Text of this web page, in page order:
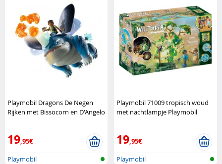
Playmobil Dragons De Negen
Rijken met Bissocorn en D'Angelo
19,95€
Playmobil
Playmobil 71009 tropisch woud
met nachtlampje Playmobil
19,95€
Playmobil